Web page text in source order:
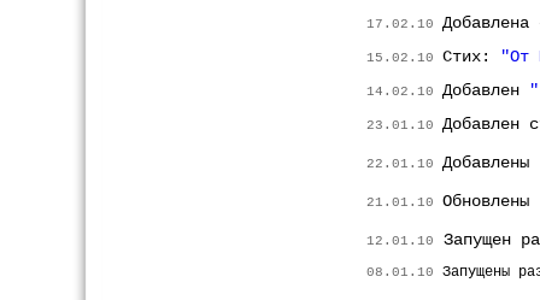
17.02.10
15.02.10 Стих: "От
14.02.10 Добавлен
23.01.10 Добавлен
22.01.10
21.01.10
12.01.10 Запущен
08.01.10 Запущены